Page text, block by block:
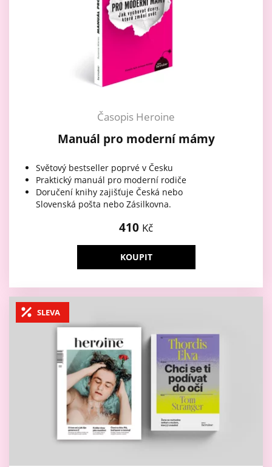
Časopis Heroine
Manuál pro moderní mámy
Světový bestseller poprvé v Česku
Praktický manuál pro moderní rodiče
Doručení knihy zajišťuje Česká nebo
Slovenská pošta nebo Zásilkovna.
410 Kč
KOUPIT
SLEVA